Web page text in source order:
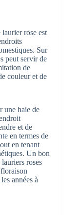
rose est
Sur
peut servir de
de
couleur et de
une haie de
et de
en termes de
en tenant
Un bon
roses
années à